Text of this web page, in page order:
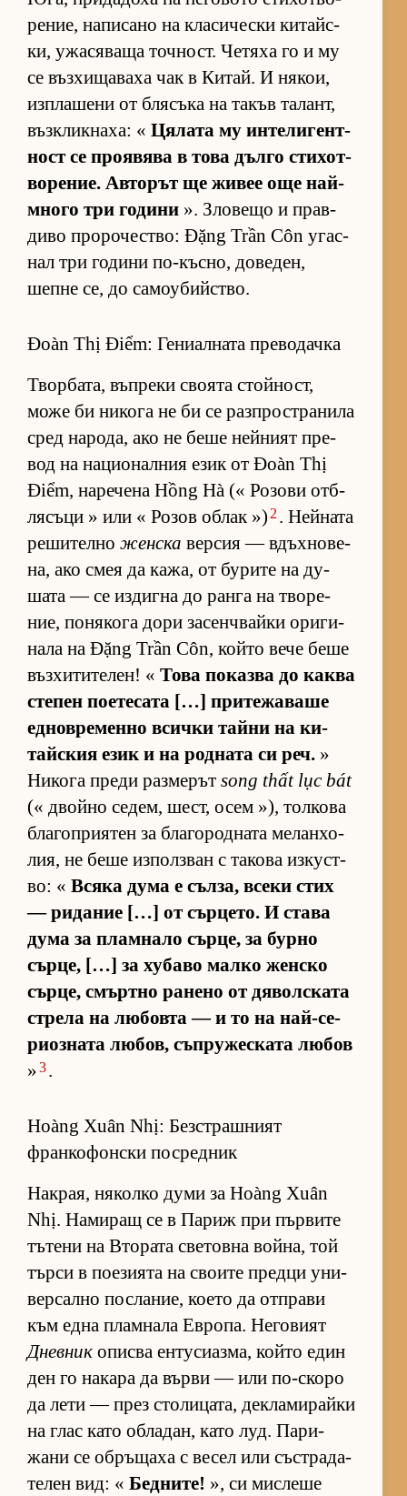
ре­ние, на­пи­сано на кла­си­чески ки­тайс­
ки, ужа­ся­ваща точ­ност. Че­тяха го и му
се въз­хи­ща­ваха чак в Ки­тай. И ня­кои,
из­п­ла­шени от бля­съка на та­къв та­лант,
въз­к­лик­на­ха: « Ця­лата му ин­те­ли­ген­т­
ност се про­я­вява в това дълго сти­хот­
во­ре­ние. Ав­то­рът ще жи­вее още най-
много три го­дини ». Зло­вещо и прав­
диво про­ро­чес­т­во: Đặng Trần Côn угас­
нал три го­дини по-къс­но, до­ве­ден,
шепне се, до са­мо­у­бийс­т­во.
Đoàn Thị Điểm: Гениалната преводачка
Твор­ба­та, въп­реки сво­ята стой­ност,
може би ни­кога не би се раз­п­рос­т­ра­нила
сред на­ро­да, ако не беше ней­ният пре­
вод на на­ци­о­нал­ния език от Đoàn Thị
Điểm, на­ре­чена Hồng Hà (« Ро­зови от­б­
ля­съци » или « Ро­зов об­лак ») 2 . Ней­ната
ре­ши­телно женска вер­сия — вдъх­но­ве­
на, ако смея да ка­жа, от бу­рите на ду­
шата — се из­дигна до ранга на тво­ре­
ние, по­ня­кога дори за­сен­ч­вайки ори­ги­
нала на Đặng Trần Côn, който вече беше
въз­хи­ти­те­лен! « Това по­казва до каква
сте­пен по­е­те­сата […] при­те­жа­ваше
ед­нов­ре­менно всички тайни на ки­
тайс­кия език и на род­ната си реч. »
Ни­кога преди раз­ме­рът song thất lục bát
(« двойно се­дем, шест, осем »), тол­кова
бла­гоп­ри­я­тен за бла­го­род­ната ме­лан­хо­
лия, не беше из­пол­з­ван с та­кова из­кус­т­
во: « Всяка дума е съл­за, всеки стих
— ри­да­ние […] от сър­це­то. И става
дума за плам­нало сър­це, за бурно
сър­це, […] за ху­баво малко жен­ско
сър­це, смър­тно ра­нено от дя­вол­с­ката
стрела на лю­бовта — и то на най-се­
ри­оз­ната лю­бов, съп­ру­жес­ката лю­бов
»3.
Hoàng Xuân Nhị: Безстрашният
франкофонски посредник
Нак­рая, ня­колко думи за Hoàng Xuân
Nhị. На­ми­ращ се в Па­риж при пър­вите
тъ­тени на Вто­рата све­товна вой­на, той
търси в по­е­зи­ята на сво­ите предци уни­
вер­сално пос­ла­ние, ко­ето да от­п­рави
към една плам­нала Ев­ро­па. Не­го­вият
Дневник описва ен­ту­си­аз­ма, който един
ден го на­кара да върви — или по-скоро
да лети — през сто­ли­ца­та, дек­ла­ми­райки
на глас като об­ла­дан, като луд. Па­ри­
жани се об­ръ­щаха с ве­сел или със­т­ра­да­
те­лен вид: « Бедните! », си мис­леше